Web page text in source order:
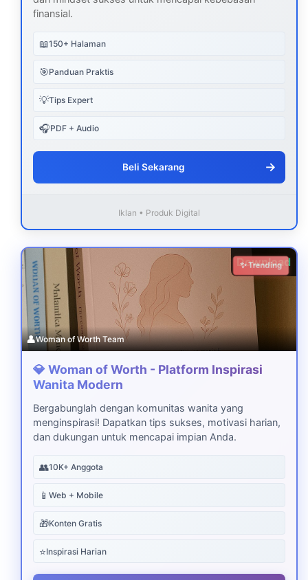
finansial.
📖150+ Halaman
🎯Panduan Praktis
💡Tips Expert
🎧PDF + Audio
Beli Sekarang →
Iklan • Produk Digital
Download
✨ Trending
👤Woman of Worth Team
💎 Woman of Worth - Platform Inspirasi
Wanita Modern
Bergabunglah dengan komunitas wanita yang
menginspirasi! Dapatkan tips sukses, motivasi harian,
dan dukungan untuk mencapai impian Anda.
👥10K+ Anggota
📱 Web + Mobile
🎁Konten Gratis
⭐Inspirasi Harian